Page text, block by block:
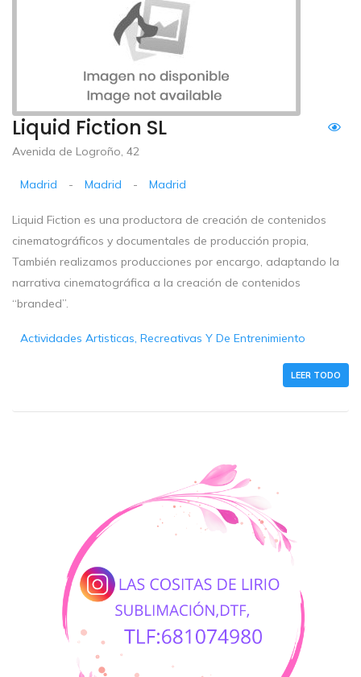
Liquid Fiction SL
Avenida de Logroño, 42
Madrid - Madrid - Madrid
Liquid Fiction es una productora de creación de contenidos
cinematográficos y documentales de producción propia,
También realizamos producciones por encargo, adaptando la
narrativa cinematográfica a la creación de contenidos
“branded”.
Actividades Artisticas, Recreativas Y De Entrenimiento
LEER TODO